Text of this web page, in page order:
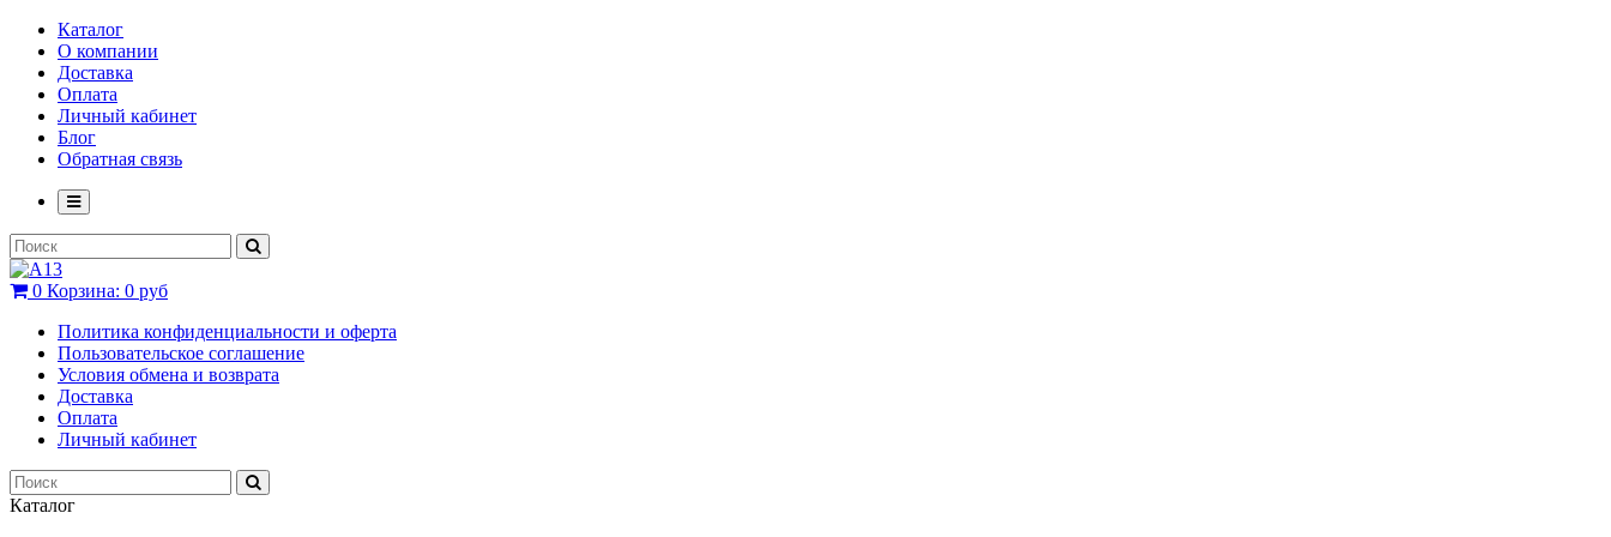
Каталог
О компании
Доставка
Оплата
Личный кабинет
Блог
Обратная связь
0 Корзина: 0 руб
Политика конфиденциальности и оферта
Пользовательское соглашение
Условия обмена и возврата
Доставка
Оплата
Личный кабинет
Каталог